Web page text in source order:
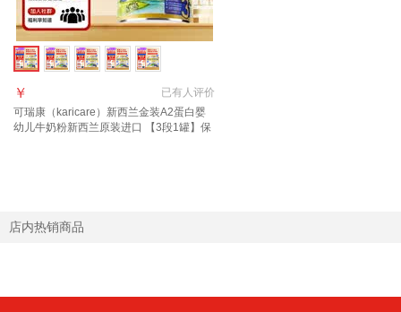
已有人评价
￥
可瑞康（karicare）新西兰金装A2蛋白婴
幼儿牛奶粉新西兰原装进口 【3段1罐】保
店内热销商品